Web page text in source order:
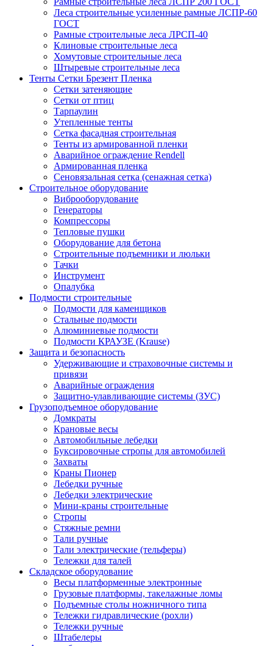
Леса строительные усиленные рамные ЛСПР-60
ГОСТ
Рамные строительные леса ЛРСП-40
Клиновые строительные леса
Хомутовые строительные леса
Штыревые строительные леса
Тенты Сетки Брезент Пленка
Сетки затеняющие
Сетки от птиц
Тарпаулин
Утепленные тенты
Сетка фасадная строительная
Тенты из армированной пленки
Аварийное ограждение Rendell
Армированная пленка
Сеновязальная сетка (сенажная сетка)
Строительное оборудование
Виброоборудование
Генераторы
Компрессоры
Тепловые пушки
Оборудование для бетона
Строительные подъемники и люльки
Тачки
Инструмент
Опалубка
Подмости строительные
Подмости для каменщиков
Стальные подмости
Алюминиевые подмости
Подмости КРАУЗЕ (Krause)
Защита и безопасность
Удерживающие и страховочные системы и
привязи
Аварийные ограждения
Защитно-улавливающие системы (ЗУС)
Грузоподъемное оборудование
Домкраты
Крановые весы
Автомобильные лебедки
Буксировочные стропы для автомобилей
Захваты
Краны Пионер
Лебедки ручные
Лебедки электрические
Мини-краны строительные
Стропы
Стяжные ремни
Тали ручные
Тали электрические (тельферы)
Тележки для талей
Складское оборудование
Весы платформенные электронные
Грузовые платформы, такелажные ломы
Подъемные столы ножничного типа
Тележки гидравлические (рохли)
Тележки ручные
Штабелеры